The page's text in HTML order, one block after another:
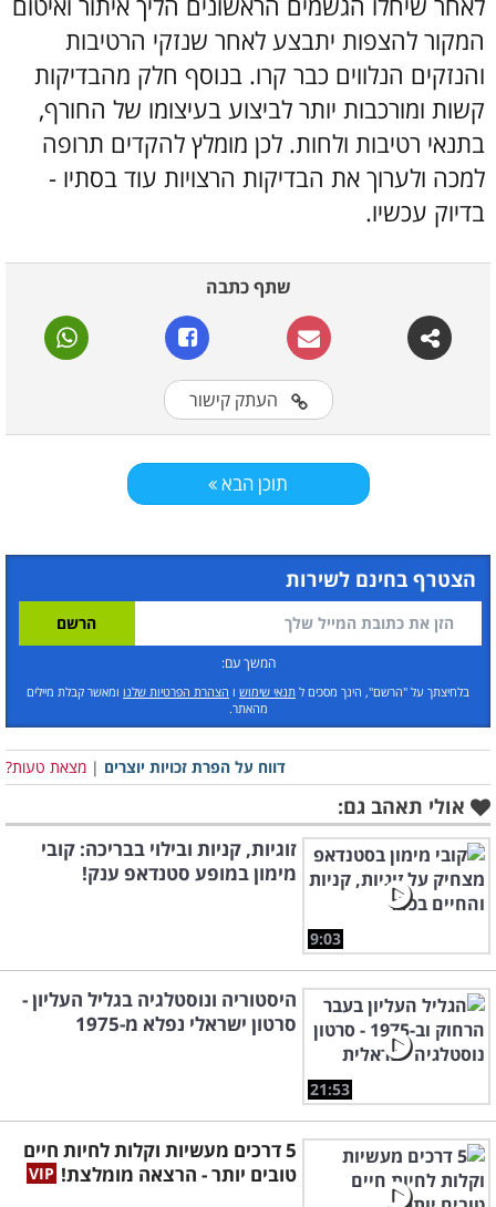
המקור להצפות יתבצע לאחר שנזקי הרטיבות
והנזקים הנלווים כבר קרו. בנוסף חלק מהבדיקות
קשות ומורכבות יותר לביצוע בעיצומו של החורף,
בתנאי רטיבות ולחות. לכן מומלץ להקדים תרופה
למכה ולערוך את הבדיקות הרצויות עוד בסתיו -
בדיוק עכשיו.
שתף כתבה
העתק קישור
תוכן הבא
הצטרף בחינם לשירות
המשך עם:
בלחיצתך על "הרשם", הינך מסכים ל תנאי שימוש ו הצהרת הפרטיות שלנו ומאשר קבלת מיילים
מהאתר.
דווח על הפרת זכויות יוצרים | מצאת טעות?
אולי תאהב גם:
9:03
זוגיות, קניות ובילוי בבריכה: קובי
מימון במופע סטנדאפ ענק!
21:53
היסטוריה ונוסטלגיה בגליל העליון -
סרטון ישראלי נפלא מ-1975
5 דרכים מעשיות וקלות לחיות חיים
טובים יותר - הרצאה מומלצת!